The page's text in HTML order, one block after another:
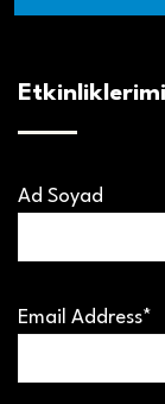
Ad Soyad
Email Address*